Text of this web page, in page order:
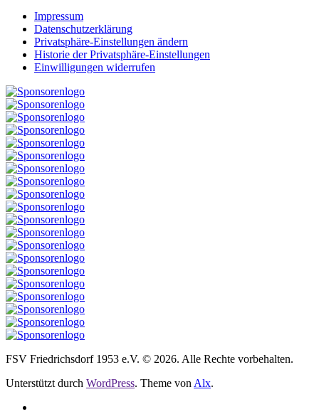
Impressum
Datenschutzerklärung
Privatsphäre-Einstellungen ändern
Historie der Privatsphäre-Einstellungen
Einwilligungen widerrufen
FSV Friedrichsdorf 1953 e.V. © 2026. Alle Rechte vorbehalten.
Unterstützt durch WordPress. Theme von Alx.